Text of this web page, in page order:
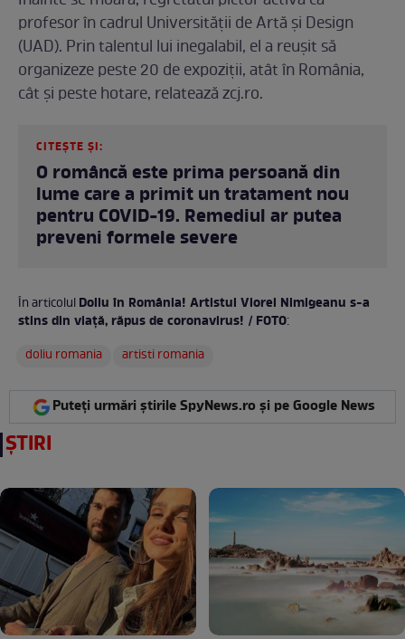
profesor în cadrul Universității de Artă și Design
(UAD). Prin talentul lui inegalabil, el a reușit să
organizeze peste 20 de expoziții, atât în România,
cât și peste hotare, relatează zcj.ro.
CITEȘTE ȘI:
O româncă este prima persoană din
lume care a primit un tratament nou
pentru COVID-19. Remediul ar putea
preveni formele severe
În articolulDoliu în România! Artistul Viorel Nimigeanu s-a
stins din viață, răpus de coronavirus! / FOTO:
doliu romania
artisti romania
Puteți urmări știrile SpyNews.ro și pe Google News
ȘTIRI